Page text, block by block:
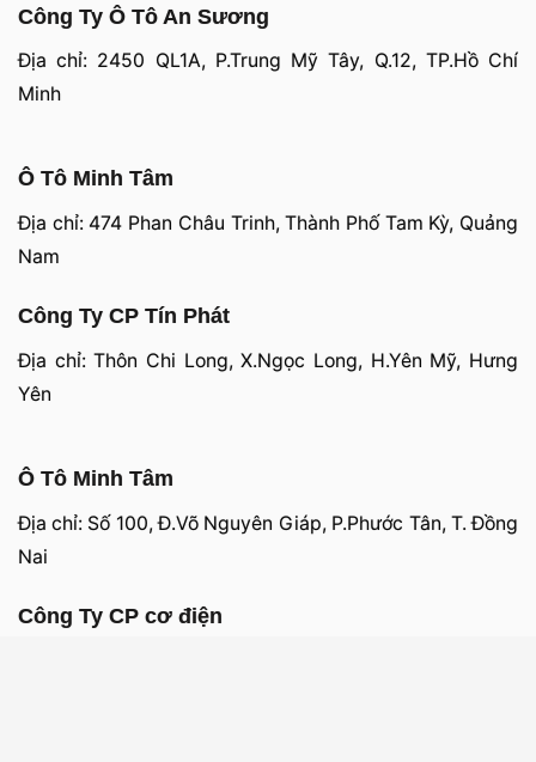
Công Ty Ô Tô An Sương
Địa chỉ: 2450 QL1A, P.Trung Mỹ Tây, Q.12, TP.Hồ Chí
Minh
Ô Tô Minh Tâm
Địa chỉ: 474 Phan Châu Trinh, Thành Phố Tam Kỳ, Quảng
Nam
Công Ty CP Tín Phát
Địa chỉ: Thôn Chi Long, X.Ngọc Long, H.Yên Mỹ, Hưng
Yên
Ô Tô Minh Tâm
Địa chỉ: Số 100, Đ.Võ Nguyên Giáp, P.Phước Tân, T. Đồng
Nai
Công Ty CP cơ điện